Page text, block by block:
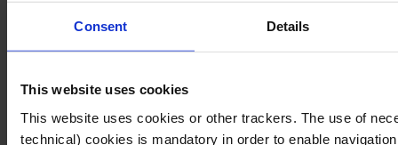
Consent Details
This website uses cookies
This website uses cookies or other trackers. The use of
technical) cookies is mandatory in order to enable